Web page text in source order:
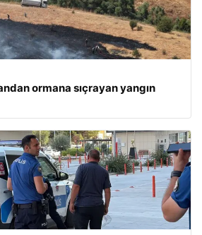
ormana sıçrayan yangın